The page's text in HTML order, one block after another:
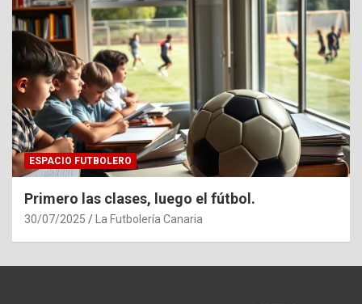
ESPACIO FUTBOLERO
Primero las clases, luego el fútbol.
30/07/2025 La Futbolería Canaria